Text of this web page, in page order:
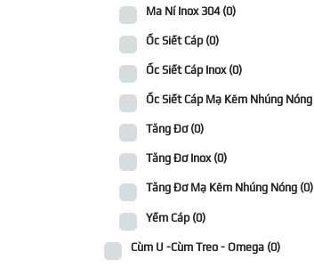
Ma Ní Inox 304 (0)
Ốc Siết Cáp (0)
Ốc Siết Cáp Inox (0)
Ốc Siết Cáp Mạ Kẽm Nhúng Nóng
Tăng Đơ (0)
Tăng Đơ Inox (0)
Tăng Đơ Mạ Kẽm Nhúng Nóng (0)
Yếm Cáp (0)
Cùm U -Cùm Treo - Omega (0)